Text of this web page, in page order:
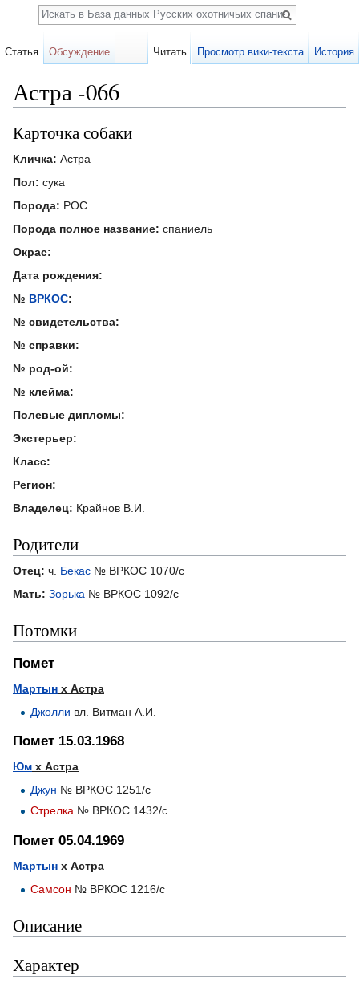
Астра -066
Карточка собаки
Кличка: Астра
Пол: сука
Порода: РОС
Порода полное название: спаниель
Окрас:
Дата рождения:
№ ВРКОС:
№ свидетельства:
№ справки:
№ род-ой:
№ клейма:
Полевые дипломы:
Экстерьер:
Класс:
Регион:
Владелец: Крайнов В.И.
Родители
Отец: ч. Бекас № ВРКОС 1070/с
Мать: Зорька № ВРКОС 1092/с
Потомки
Помет
Мартын х Астра
Джолли вл. Витман А.И.
Помет 15.03.1968
Юм х Астра
Джун № ВРКОС 1251/с
Стрелка № ВРКОС 1432/с
Помет 05.04.1969
Мартын х Астра
Самсон № ВРКОС 1216/с
Описание
Характер
Статья Обсуждение Читать Просмотр вики-текста История
Поиск